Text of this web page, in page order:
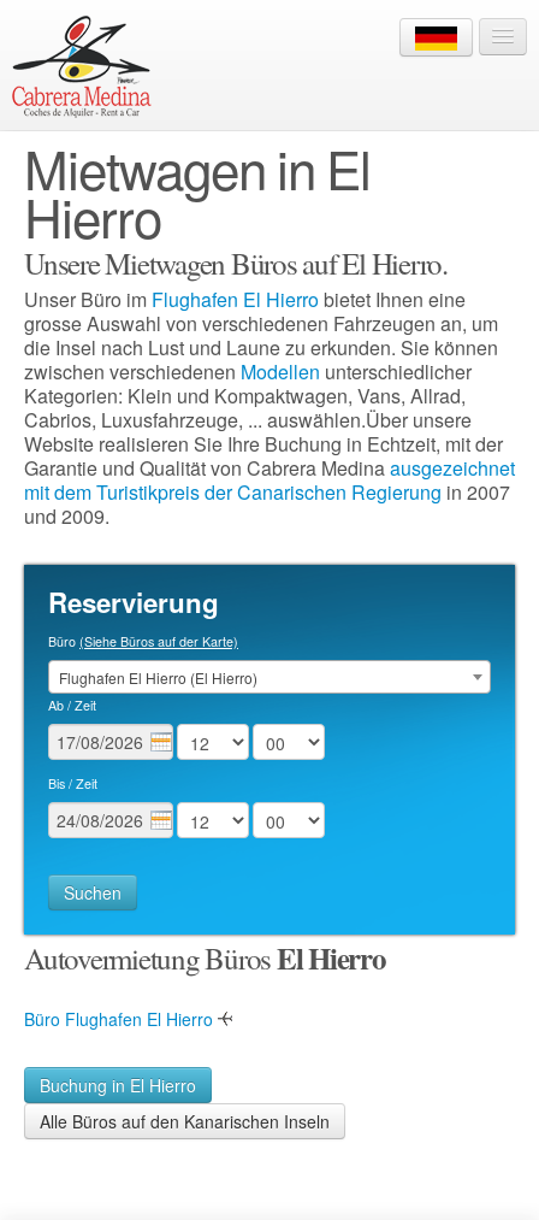
+34 928 822 910
LOGIN
HOME
BÜROS
FAHRZEUGFLOTTE
RESERVIERUNG
INFO
Mietwagen in El
Hierro
Unsere Mietwagen Büros auf El Hierro.
Unser Büro im Flughafen El Hierrobietet Ihnen eine
grosse Auswahl von verschiedenen Fahrzeugen an, um
die Insel nach Lust und Laune zu erkunden. Sie können
zwischen verschiedenen Modellen unterschiedlicher
Kategorien: Klein und Kompaktwagen, Vans, Allrad,
Cabrios, Luxusfahrzeuge, ... auswählen.Über unsere
Website realisieren Sie Ihre Buchung in Echtzeit, mit der
Garantie und Qualität von Cabrera Medinaausgezeichnet
mit dem Turistikpreis der Canarischen Regierung in 2007
und 2009.
Reservierung
Büro (Siehe Büros auf der Karte)
Flughafen El Hierro (El Hierro)
Ab / Zeit
Bis / Zeit
Suchen
Autovermietung BürosEl Hierro
Büro Flughafen El Hierro
Buchung in El Hierro
Alle Büros auf den Kanarischen Inseln